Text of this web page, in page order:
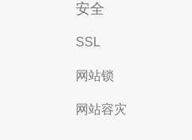
安全
SSL
网站锁
网站容灾